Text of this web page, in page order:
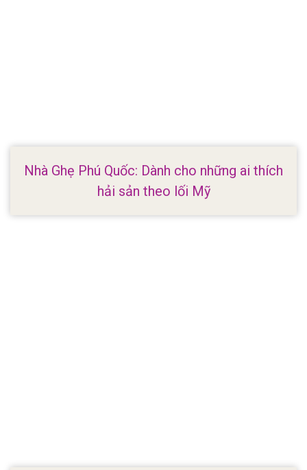
Nhà Ghẹ Phú Quốc: Dành cho những ai thích
hải sản theo lối Mỹ